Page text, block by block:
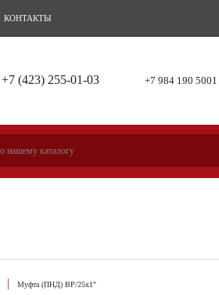
КОНТАКТЫ
+7 (423) 255-01-03 +7 984 190 5001
Муфта (ПНД) ВР/25х1"